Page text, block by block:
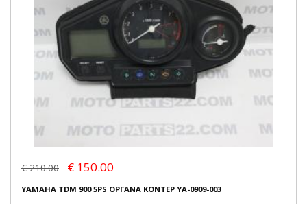
€ 210.00 € 150.00
YAMAHA TDM 900 5PS ΟΡΓΑΝΑ ΚΟΝΤΕΡ YA-0909-003